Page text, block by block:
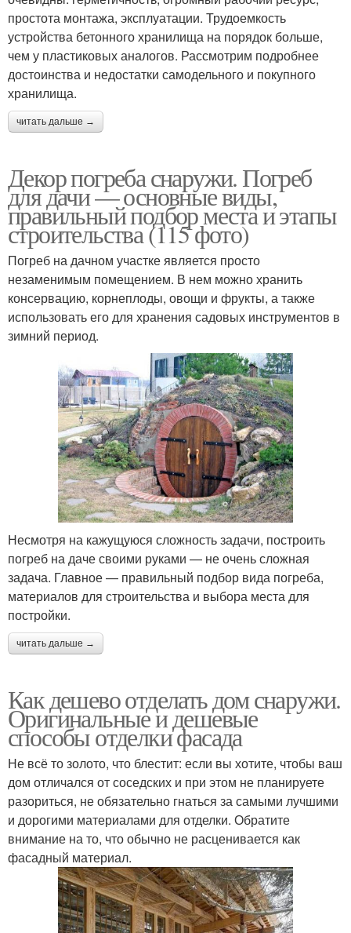
простота монтажа, эксплуатации. Трудоемкость
устройства бетонного хранилища на порядок больше,
чем у пластиковых аналогов. Рассмотрим подробнее
достоинства и недостатки самодельного и покупного
хранилища.
читать дальше →
Декор погреба снаружи. Погреб
для дачи — основные виды,
правильный подбор места и этапы
строительства (115 фото)
Погреб на дачном участке является просто
незаменимым помещением. В нем можно хранить
консервацию, корнеплоды, овощи и фрукты, а также
использовать его для хранения садовых инструментов в
зимний период.
Несмотря на кажущуюся сложность задачи, построить
погреб на даче своими руками — не очень сложная
задача. Главное — правильный подбор вида погреба,
материалов для строительства и выбора места для
постройки.
читать дальше →
Как дешево отделать дом снаружи.
Оригинальные и дешевые
способы отделки фасада
Не всё то золото, что блестит: если вы хотите, чтобы ваш
дом отличался от соседских и при этом не планируете
разориться, не обязательно гнаться за самыми лучшими
и дорогими материалами для отделки. Обратите
внимание на то, что обычно не расценивается как
фасадный материал.